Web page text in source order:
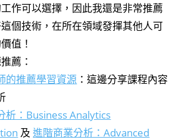
作可以選擇，因此我還是非常推薦
個技術，在所在領域發揮其他人可
值！
薦：
的推薦學習資源 ：這邊分享課程內容
析：Business Analytics
及進階商業分析：Advanced